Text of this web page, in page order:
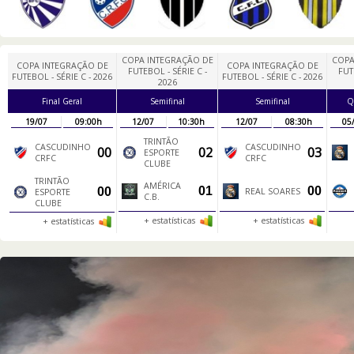
COPA INTEGRAÇÃO DE
FUTEBOL - SÉRIE C - 2026
Final Geral
19/07
09:00h
CASCUDINHO
CRFC
00
TRINTÃO
ESPORTE
CLUBE
00
+ estatísticas
COPA INTEGRAÇÃO DE
FUTEBOL - SÉRIE C -
2026
Semifinal
12/07
10:30h
TRINTÃO
ESPORTE
CLUBE
02
AMÉRICA
C.B.
01
+ estatísticas
COPA INTEGRAÇÃO DE
FUTEBOL - SÉRIE C - 2026
Semifinal
12/07
08:30h
CASCUDINHO
CRFC
03
REAL SOARES 00
+ estatísticas